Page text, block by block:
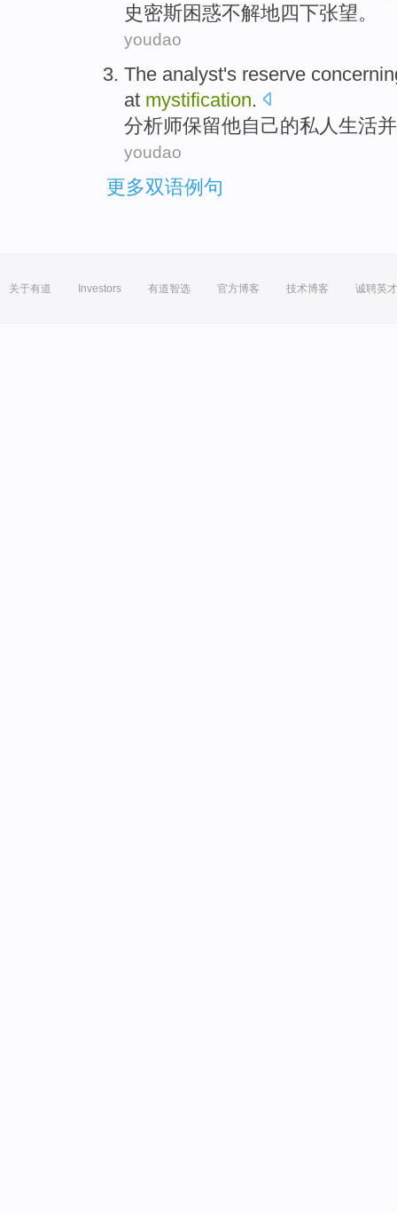
史密斯困惑不解地四下张望。
youdao
The analyst's reserve
at mystification.
分析师保留他自己的私人 生活并
youdao
更多双语例句
关于有道 Investors 有道智选 官方博客 技术博客 诚聘英才